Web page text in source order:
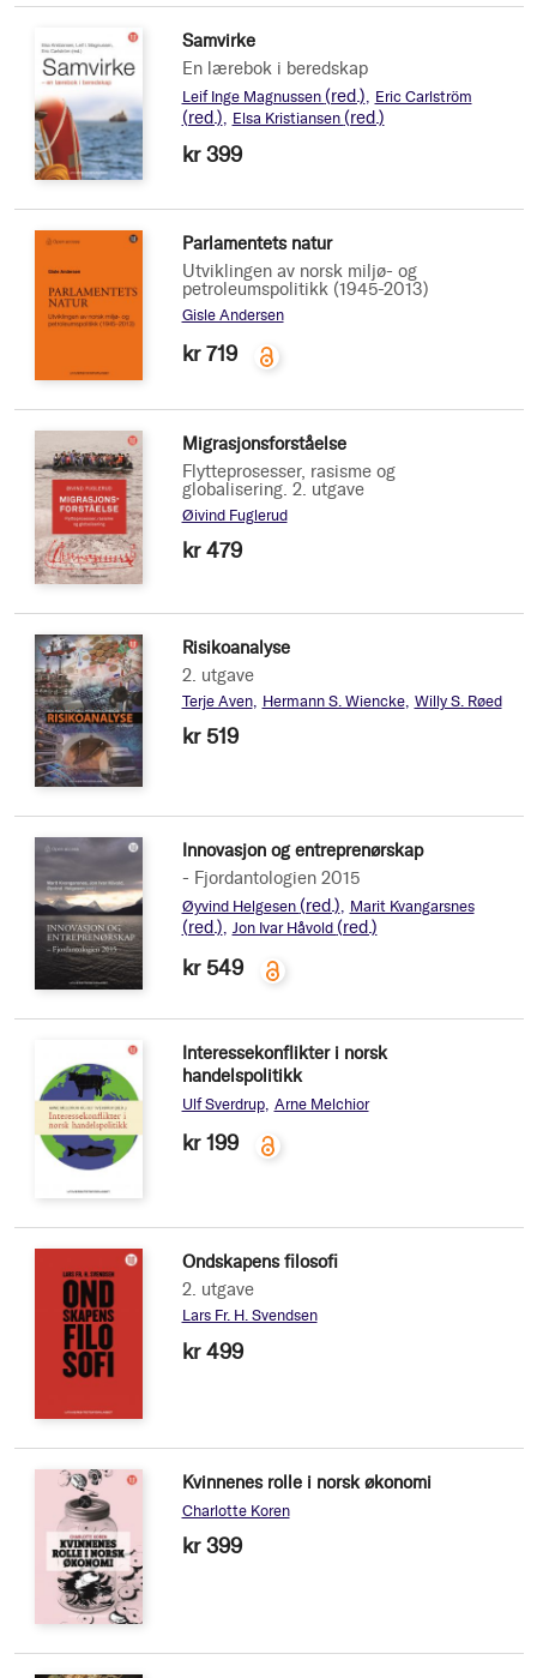
Samvirke
En lærebok i beredskap
Leif Inge Magnussen (red.) Eric Carlström
(red.) Elsa Kristiansen (red.)
kr 399
Parlamentets natur
Utviklingen av norsk miljø- og
petroleumspolitikk (1945-2013)
Gisle Andersen
kr 719
Migrasjonsforståelse
Flytteprosesser, rasisme og
globalisering. 2. utgave
Øivind Fuglerud
kr 479
Risikoanalyse
2. utgave
Terje Aven Hermann S. Wiencke Willy S. Røed
kr 519
Innovasjon og entreprenørskap
- Fjordantologien 2015
Øyvind Helgesen (red.) Marit Kvangarsnes
(red.) Jon Ivar Håvold (red.)
kr 549
Interessekonflikter i norsk
handelspolitikk
Ulf Sverdrup Arne Melchior
kr 199
Ondskapens filosofi
2. utgave
Lars Fr. H. Svendsen
kr 499
Kvinnenes rolle i norsk økonomi
Charlotte Koren
kr 399